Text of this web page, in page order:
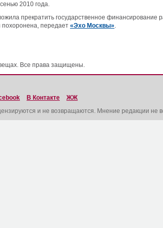
2010 года.
прекратить государственное
передает «Эхо Москвы».
Все права защищены.
В Контакте
ЖЖ
и не возвращаются. Мнение редакции не